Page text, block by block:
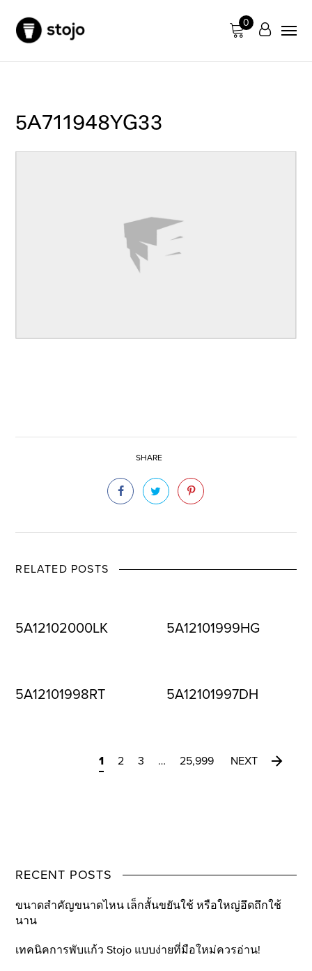
0
5A711948YG33
SHARE
RELATED POSTS
5A12102000LK 5A12101999HG
5A12101998RT 5A12101997DH
1 2 3 … 25,999 NEXT
RECENT POSTS
ขนาดสำคัญขนาดไหน เล็กสั้นขยันใช้ หรือใหญ่อึดถึกใช้
นาน
เทคนิคการพับแก้ว Stojo แบบง่ายที่มือใหม่ควรอ่าน!